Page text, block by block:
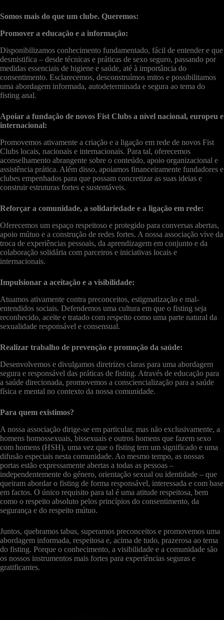
Somos mais do que um clube. Queremos:
Promover a educação e a informação:
Disponibilizamos conhecimento fundamentado, fácil de entender e que
desmistifica – desde técnicas e práticas de sexo seguro, passando por
medidas essenciais de higiene e saúde, até à importância do
consentimento. Esclarecemos, desconstruímos mitos e possibilitamos
uma abordagem informada, autodeterminada e segura ao tema do
fisting anal.
Apoiar a fundação de novos Fist Clubs a nível nacional, europeu e
internacional:
Promovemos ativamente a criação e a ligação em rede de novos Fist
Clubs locais, nacionais e internacionais. Para tal, oferecemos
aconselhamento abrangente sobre o conteúdo, apoio organizacional e
assistência prática. Além disso, apoiamos financeiramente fundadores e
clubes empenhados para que possam concretizar as suas ideias e
construir estruturas fortes e sustentáveis.
Reforçar a comunidade, a solidariedade e a ligação em rede:
Oferecemos um espaço respeitoso e protegido para conversas abertas,
apoio mútuo e a construção de redes fortes. A nossa associação vive da
troca de experiências pessoais, da aprendizagem em conjunto e da
colaboração solidária com parceiros e iniciativas locais e
internacionais.
Impulsionar a aceitação e a visibilidade:
Atuamos ativamente contra preconceitos, estigmatização e mal-
entendidos sociais. Defendemos uma cultura em que o fisting seja
reconhecido, aceite e tratado com respeito como uma parte natural da
sexualidade responsável e consensual.
Realizar trabalho de prevenção e promoção da saúde:
Desenvolvemos e divulgamos diretrizes claras para uma abordagem
segura e responsável das práticas de fisting. Através de educação para
a saúde direcionada, promovemos a consciencialização para a saúde
física e mental no contexto da nossa comunidade.
Para quem existimos?
A nossa associação dirige-se em particular, mas não exclusivamente, a
homens homossexuais, bissexuais e outros homens que fazem sexo
com homens (HSH), uma vez que o fisting tem um significado e uma
difusão especiais nesta comunidade. Ao mesmo tempo, as nossas
portas estão expressamente abertas a todas as pessoas –
independentemente do género, orientação sexual ou identidade – que
queiram abordar o fisting de forma responsável, interessada e com base
em factos. O único requisito para tal é uma atitude respeitosa, bem
como o respeito absoluto pelos princípios do consentimento, da
segurança e do respeito mútuo.
Juntos, quebramos tabus, superamos preconceitos e promovemos uma
abordagem informada, respeitosa e, acima de tudo, prazerosa ao tema
do fisting. Porque o conhecimento, a visibilidade e a comunidade são
os nossos instrumentos mais fortes para experiências seguras e
gratificantes.